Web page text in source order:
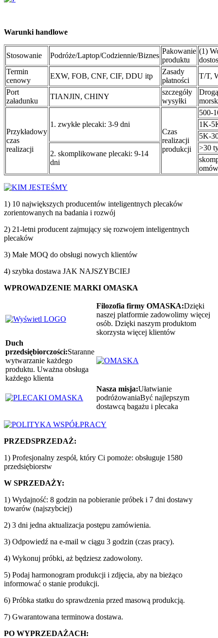
Warunki handlowe
Stosowanie Podróże/Laptop/Codziennie/Biznes
Pakowanie
produktu
(1)
Termin
cenowy
EXW, FOB, CNF, CIF, DDU itp
Zasady
płatności
T/T,
Port
załadunku
TIANJIN, CHINY
szczegóły
wysyłki
Drogą
Przykładowy
czas
realizacji
1. zwykłe plecaki: 3-9 dni
Czas
realizacji
produkcji
500-
1K-
5K-
2. skomplikowane plecaki: 9-14
dni
>30
1) 10 największych producentów inteligentnych plecaków
zorientowanych na badania i rozwój
2) 21-letni producent zajmujący się rozwojem inteligentnych
plecaków
3) Małe MOQ do obsługi nowych klientów
4) szybka dostawa JAK NAJSZYBCIEJ
WPROWADZENIE MARKI OMASKA
Filozofia firmy OMASKA:Dzięki
naszej platformie zadowolimy więcej
osób. Dzięki naszym produktom
skorzysta więcej klientów
Duch
przedsiębiorczości:Staranne
wytwarzanie każdego
produktu. Uważna obsługa
każdego klienta
Nasza misja:Ułatwianie
podróżowaniaByć najlepszym
dostawcą bagażu i plecaka
PRZEDSPRZEDAŻ:
1) Profesjonalny zespół, który Ci pomoże: obsługuje 1580
przedsiębiorstw
W SPRZEDAŻY:
1) Wydajność: 8 godzin na pobieranie próbek i 7 dni dostawy
towarów (najszybciej)
2) 3 dni jedna aktualizacja postępu zamówienia.
3) Odpowiedź na e-mail w ciągu 3 godzin (czas pracy).
4) Wykonuj próbki, aż będziesz zadowolony.
5) Podaj harmonogram produkcji i zdjęcia, aby na bieżąco
informować o stanie produkcji.
6) Próbka statku do sprawdzenia przed masową produkcją.
7) Gwarantowana terminowa dostawa.
PO WYPRZEDAŻACH: